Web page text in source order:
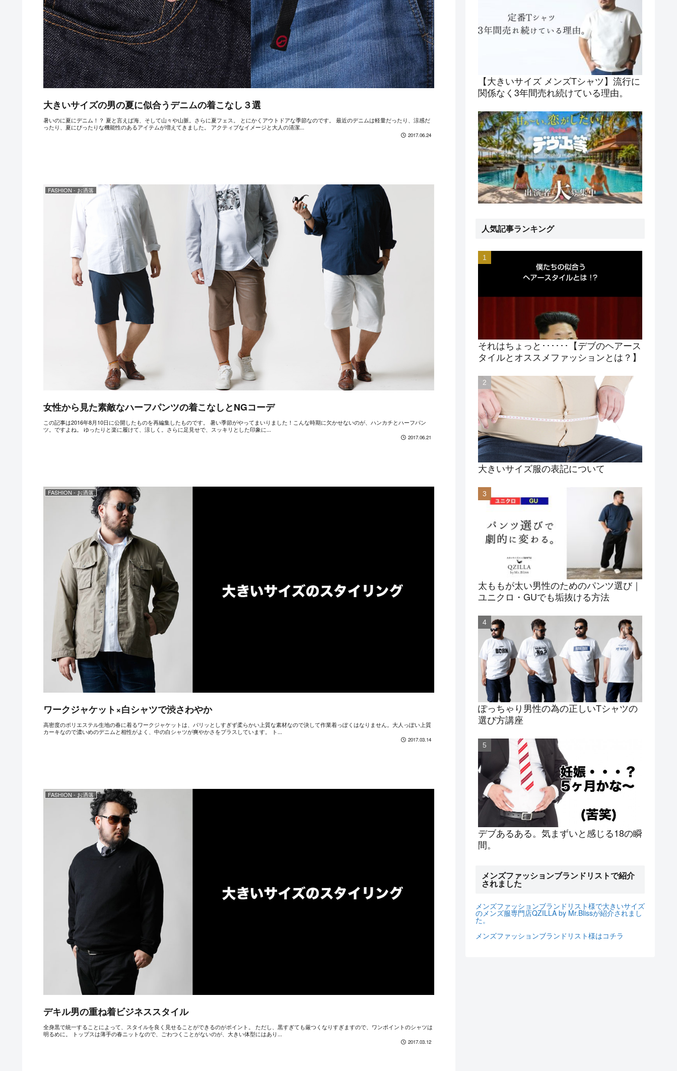
大きいサイズの男の夏に似合うデニムの着こなし３選
暑いのに夏にデニム！？ 夏と言えば海、そして山々や山脈。さらに夏フェス。 とにかくアウトドアな季節なのです。 最近のデニムは軽量だったり、涼感だ
ったり、夏にぴったりな機能性のあるアイテムが増えてきました。 アクティブなイメージと大人の清潔...
2017.06.24
FASHION - お洒落
女性から見た素敵なハーフパンツの着こなしとNGコーデ
この記事は2016年8月10日に公開したものを再編集したものです。 暑い季節がやってまいりました！こんな時期に欠かせないのが、ハンカチとハーフパン
ツ。ですよね。 ゆったりと楽に履けて、涼しく。さらに足見せで、スッキリとした印象に...
2017.06.21
FASHION - お洒落
ワークジャケット×白シャツで渋さわやか
高密度のポリエステル生地の春に着るワークジャケットは、パリッとしすぎず柔らかい上質な素材なので決して作業着っぽくはなりません。大人っぽい上質
カーキなので濃いめのデニムと相性がよく、中の白シャツが爽やかさをプラスしています。 ト...
2017.03.14
FASHION - お洒落
デキル男の重ね着ビジネススタイル
全身黒で統一することによって、スタイルを良く見せることができるのがポイント。 ただし、黒すぎても厳つくなりすぎますので、ワンポイントのシャツは
明るめに。 トップスは薄手の春ニットなので、ごわつくことがないのが、大きい体型にはあり...
2017.03.12
【大きいサイズ メンズTシャツ】流行に
関係なく3年間売れ続けている理由。
人気記事ランキング
それはちょっと･･････【デブのヘアース
タイルとオススメファッションとは？】
大きいサイズ服の表記について
太ももが太い男性のためのパンツ選び｜
ユニクロ・GUでも垢抜ける方法
ぽっちゃり男性の為の正しいTシャツの
選び方講座
デブあるある。気まずいと感じる18の瞬
間。
メンズファッションブランドリストで紹介
されました
メンズファッションブランドリスト様で大きいサイズ
のメンズ服専門店QZILLA by Mr.Blissが紹介されまし
た。
メンズファッションブランドリスト様はコチラ